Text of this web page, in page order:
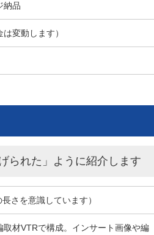
納品
変動します）
られた」ように紹介します
さを意識しています）
材VTRで構成。インサート画像や編